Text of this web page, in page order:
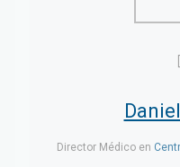
Director Médico en